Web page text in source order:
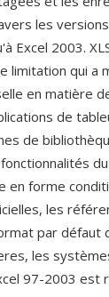
les versions
Excel 2003.
limitation qui a
en matière
de
de
en forme
les
par
les
97-2003 est